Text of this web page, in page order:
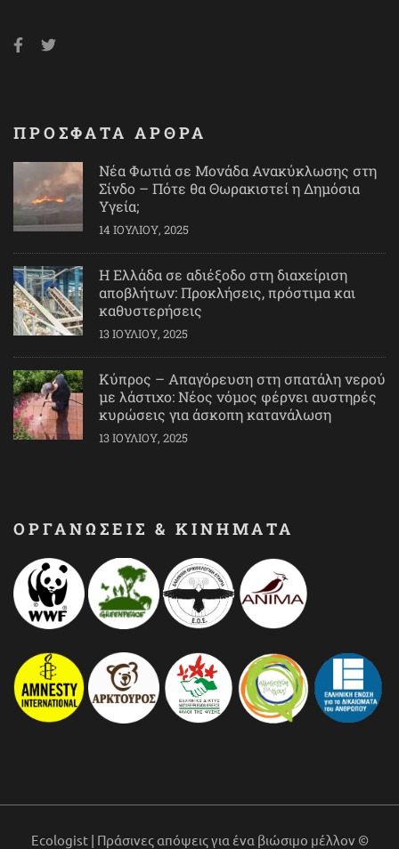
ΠΡΟΣΦΑΤΑ ΑΡΘΡΑ
Νέα Φωτιά σε Μονάδα Ανακύκλωσης στη
Σίνδο – Πότε θα Θωρακιστεί η Δημόσια
Υγεία;
14 ΙΟΥΛΊΟΥ, 2025
Η Ελλάδα σε αδιέξοδο στη διαχείριση
αποβλήτων: Προκλήσεις, πρόστιμα και
καθυστερήσεις
13 ΙΟΥΛΊΟΥ, 2025
Κύπρος – Απαγόρευση στη σπατάλη νερού
με λάστιχο: Νέος νόμος φέρνει αυστηρές
κυρώσεις για άσκοπη κατανάλωση
13 ΙΟΥΛΊΟΥ, 2025
ΟΡΓΑΝΩΣΕΙΣ & ΚΙΝΗΜΑΤΑ
Ecologist | Πράσινες απόψεις για ένα βιώσιμο μέλλον ©